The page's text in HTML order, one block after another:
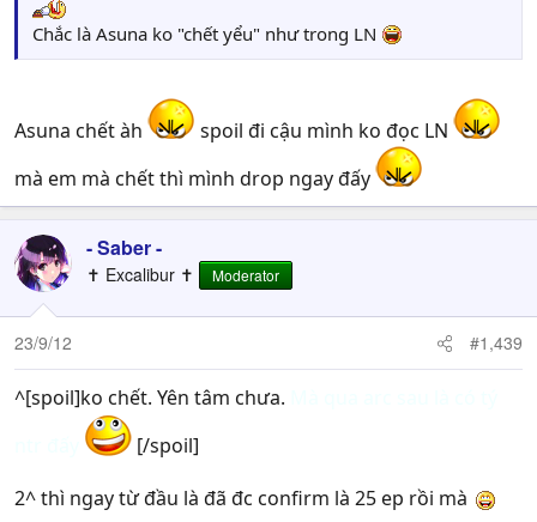
Chắc là Asuna ko "chết yểu" như trong LN
Asuna chết àh
spoil đi cậu mình ko đọc LN
mà em mà chết thì mình drop ngay đấy
- Saber -
✝ Excalibur ✝ Moderator
23/9/12 #1,439
^[spoil]ko chết. Yên tâm chưa.
[/spoil]
2^ thì ngay từ đầu là đã đc confirm là 25 ep rồi mà